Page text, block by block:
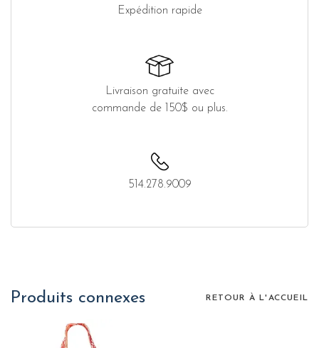
Expédition rapide
Livraison gratuite avec
commande de 150$ ou plus.
514.278.9009
Produits connexes RETOUR À L'ACCUEIL